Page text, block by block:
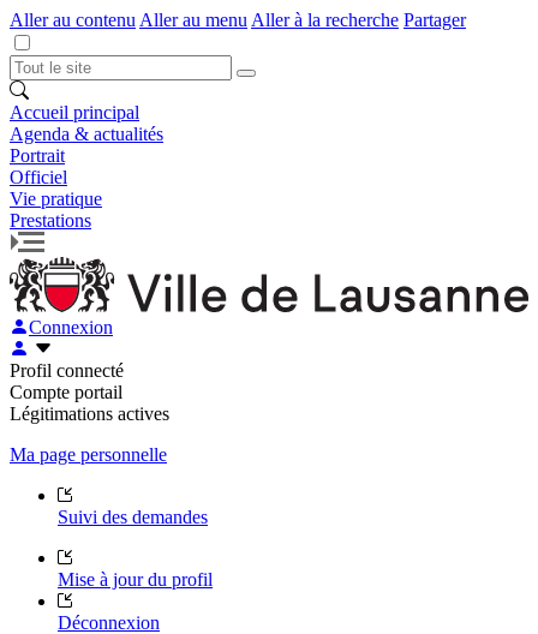
Aller au contenu Aller au menu Aller à la recherche Partager
Accueil principal
Agenda & actualités
Portrait
Officiel
Vie pratique
Prestations
Connexion
Profil connecté
Compte portail
Légitimations actives
Ma page personnelle
Suivi des demandes
Mise à jour du profil
Déconnexion